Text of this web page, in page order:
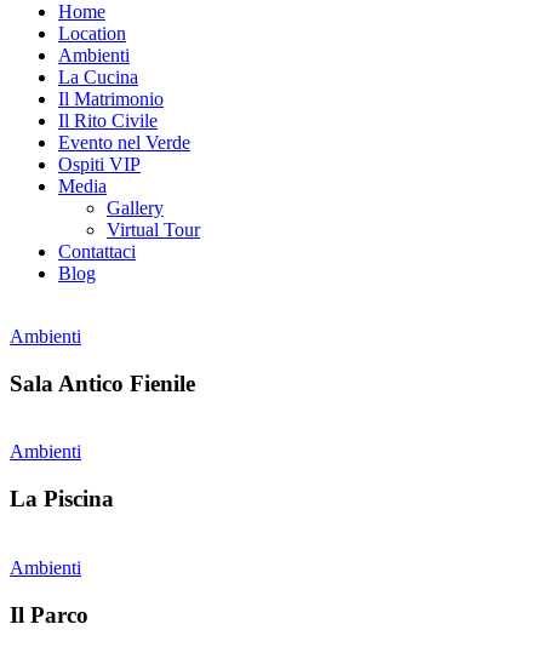
Home
Location
Ambienti
La Cucina
Il Matrimonio
Il Rito Civile
Evento nel Verde
Ospiti VIP
Media
Gallery
Virtual Tour
Contattaci
Blog
Ambienti
Sala Antico Fienile
Ambienti
La Piscina
Ambienti
Il Parco